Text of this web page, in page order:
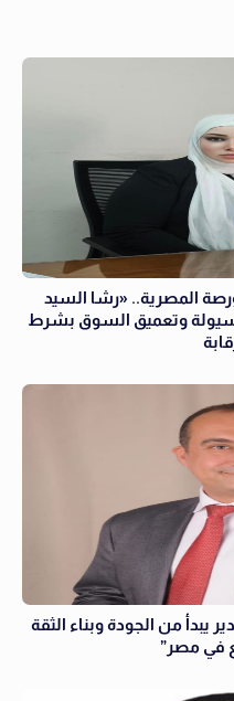
المصرية.. «رشا السيد
وتعميق السوق بشرط
يبدأ من الجودة وبناء الثقة
في مصر”